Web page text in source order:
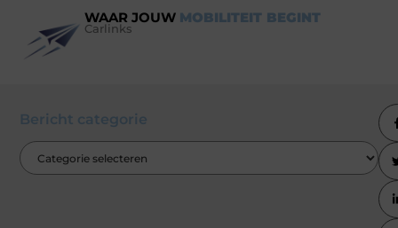
WAAR JOUW MOBILITEIT BEGINT
Carlinks
Bericht categorie